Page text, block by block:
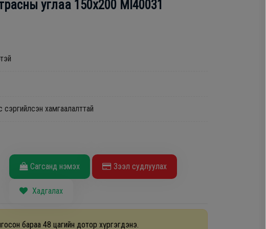
углаа 150x200 MI40031
сэргийлсэн хамгаалалттай
Сагсанд нэмэх Зээл судлуулах
Хадгалах
бараа 48 цагийн дотор хүргэгдэнэ.